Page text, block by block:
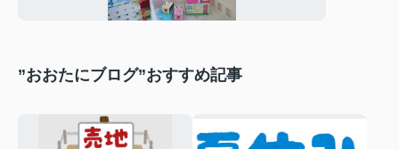
”おおたにブログ”おすすめ記事